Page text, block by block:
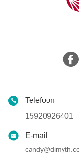
Telefoon
15920926401
E-mail